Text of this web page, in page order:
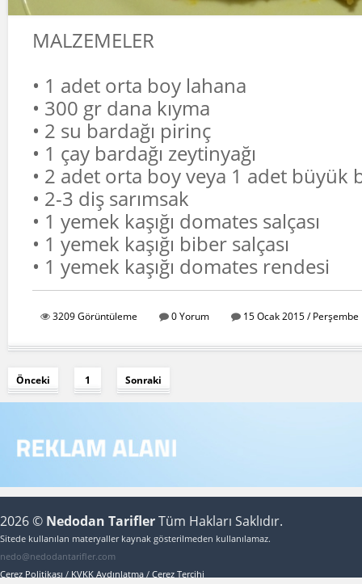
MALZEMELER
• 1 adet orta boy lahana
• 300 gr dana kıyma
• 2 su bardağı pirinç
• 1 çay bardağı zeytinyağı
• 2 adet orta boy veya 1 adet büyük
• 2-3 diş sarımsak
• 1 yemek kaşığı domates salçası
• 1 yemek kaşığı biber salçası
• 1 yemek kaşığı domates rendesi
3209 Görüntüleme 0 Yorum 15 Ocak 2015 / Perşembe
Önceki 1 Sonraki
2026 © Nedodan TariflerTüm Hakları Saklıdır.
Sitede kullanılan materyaller kaynak gösterilmeden kullanılamaz.
nedo@nedodantarifler.com
Çerez Politikası / KVKK Aydınlatma / Çerez Tercihi